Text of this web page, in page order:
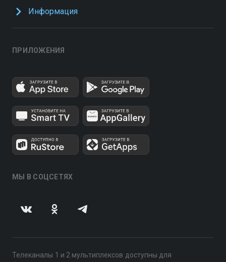
Информация
ПРИЛОЖЕНИЯ
МЫ В СОЦСЕТЯХ
Телеканалы 1 и 2 мультиплексов доступны для